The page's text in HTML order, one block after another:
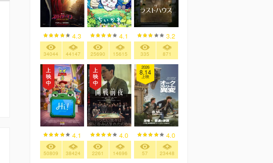
4.3
34044 44147
4.1
25690 15615
3.2
335 871
4.1
50809 38424
4.0
2261 14696
2026
8.14
上映
4.0
57 23448